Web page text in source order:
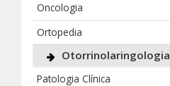
Oncologia
Ortopedia
Otorrinolaringologia
Patologia Clínica